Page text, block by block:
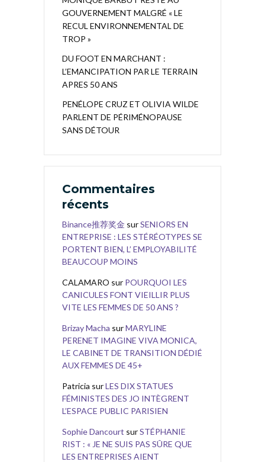
GOUVERNEMENT MALGRÉ « LE
RECUL ENVIRONNEMENTAL DE
TROP »
DU FOOT EN MARCHANT :
L’EMANCIPATION PAR LE TERRAIN
APRES 50 ANS
PENÉLOPE CRUZ ET OLIVIA WILDE
PARLENT DE PÉRIMÉNOPAUSE
SANS DÉTOUR
Commentaires
récents
Binance推荐奖金 surSENIORS EN
ENTREPRISE : LES STÉRÉOTYPES SE
PORTENT BIEN, L’ EMPLOYABILITÉ
BEAUCOUP MOINS
CALAMARO sur POURQUOI LES
CANICULES FONT VIEILLIR PLUS
VITE LES FEMMES DE 50 ANS ?
Brizay Macha surMARYLINE
PERENET IMAGINE VIVA MONICA,
LE CABINET DE TRANSITION DÉDIÉ
AUX FEMMES DE 45+
Patricia surLES DIX STATUES
FÉMINISTES DES JO INTÈGRENT
L’ESPACE PUBLIC PARISIEN
Sophie Dancourt surSTÉPHANIE
RIST : « JE NE SUIS PAS SÛRE QUE
LES ENTREPRISES AIENT